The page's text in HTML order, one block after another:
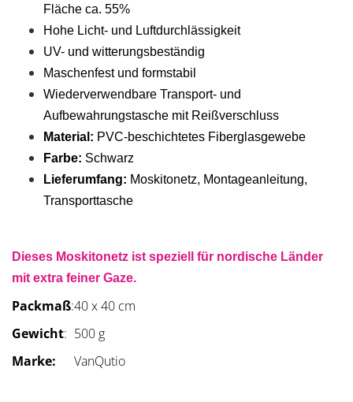
Fläche ca. 55%
Hohe Licht- und Luftdurchlässigkeit
UV- und witterungsbeständig
Maschenfest und formstabil
Wiederverwendbare Transport- und
Aufbewahrungstasche mit Reißverschluss
Material: PVC-beschichtetes Fiberglasgewebe
Farbe: Schwarz
Lieferumfang: Moskitonetz, Montageanleitung,
Transporttasche
Dieses Moskitonetz ist speziell für nordische Länder
mit extra feiner Gaze.
Packmaß:40 x 40 cm
Gewicht: 500 g
Marke:
VanQutio